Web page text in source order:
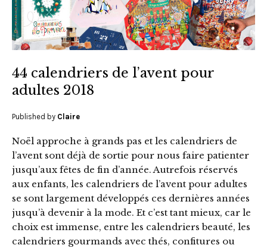
44 calendriers de l’avent pour
adultes 2018
Published by Claire
Noël approche à grands pas et les calendriers de
l’avent sont déjà de sortie pour nous faire patienter
jusqu’aux fêtes de fin d’année. Autrefois réservés
aux enfants, les calendriers de l’avent pour adultes
se sont largement développés ces dernières années
jusqu’à devenir à la mode. Et c’est tant mieux, car le
choix est immense, entre les calendriers beauté, les
calendriers gourmands avec thés, confitures ou